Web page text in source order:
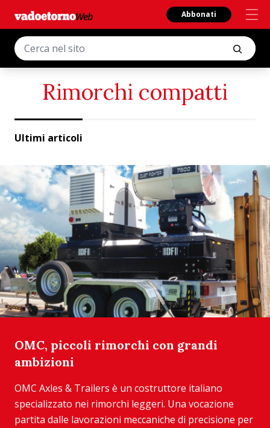
Abbonati
Rimorchi compatti
Ultimi articoli
OMC, piccoli rimorchi con grandi
ambizioni
OMC Axles & Trailers è un costruttore italiano
specializzato nei rimorchi leggeri. Una vocazione
partita dalle lavorazioni meccaniche di precisione per